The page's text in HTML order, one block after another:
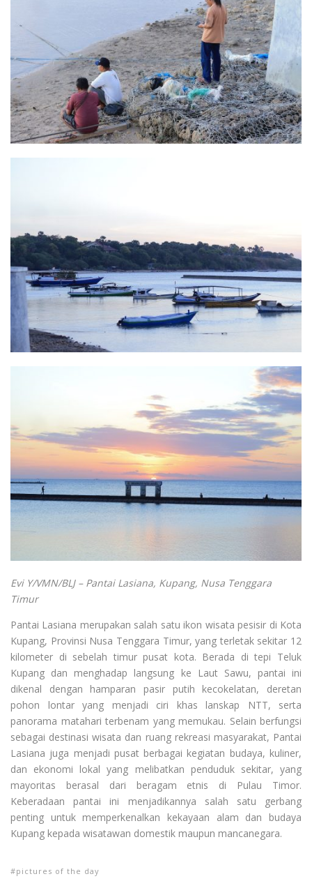
Evi Y/VMN/BLJ – Pantai Lasiana, Kupang, Nusa Tenggara
Timur
Pantai Lasiana merupakan salah satu ikon wisata pesisir di Kota
Kupang, Provinsi Nusa Tenggara Timur, yang terletak sekitar 12
kilometer di sebelah timur pusat kota. Berada di tepi Teluk
Kupang dan menghadap langsung ke Laut Sawu, pantai ini
dikenal dengan hamparan pasir putih kecokelatan, deretan
pohon lontar yang menjadi ciri khas lanskap NTT, serta
panorama matahari terbenam yang memukau. Selain berfungsi
sebagai destinasi wisata dan ruang rekreasi masyarakat, Pantai
Lasiana juga menjadi pusat berbagai kegiatan budaya, kuliner,
dan ekonomi lokal yang melibatkan penduduk sekitar, yang
mayoritas berasal dari beragam etnis di Pulau Timor.
Keberadaan pantai ini menjadikannya salah satu gerbang
penting untuk memperkenalkan kekayaan alam dan budaya
Kupang kepada wisatawan domestik maupun mancanegara.
pictures of the day